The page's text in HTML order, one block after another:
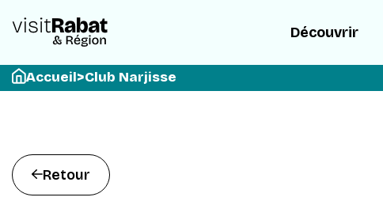
Découvrir
Accueil>Club Narjisse
Retour